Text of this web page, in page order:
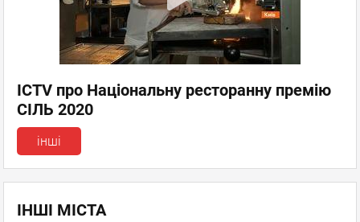
ICTV про Національну ресторанну премію
СІЛЬ 2020
інші
ІНШІ МІСТА